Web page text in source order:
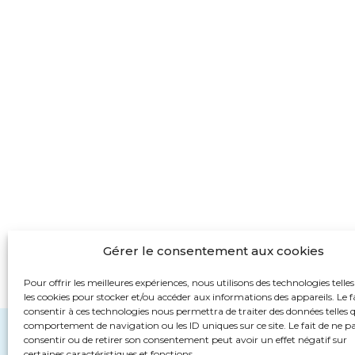
Gérer le consentement aux cookies
Pour offrir les meilleures expériences, nous utilisons des technologies
les cookies pour stocker et/ou accéder aux informations des appareils. Le
consentir à ces technologies nous permettra de traiter des données telles
comportement de navigation ou les ID uniques sur ce site. Le fait de ne
consentir ou de retirer son consentement peut avoir un effet négatif sur